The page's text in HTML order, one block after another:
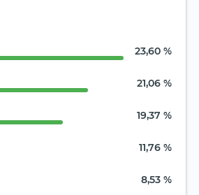
23,60 %
21,06 %
19,37 %
11,76 %
8,53 %